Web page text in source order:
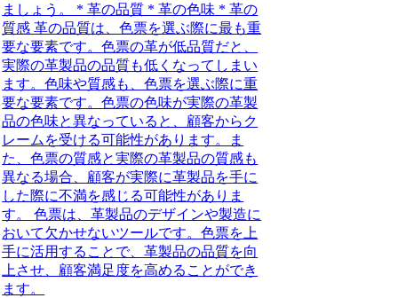
ましょう。 * 革の品質 * 革の色味 * 革の
質感 革の品質は、色票を選ぶ際に最も重
要な要素です。色票の革が低品質だと、
実際の革製品の品質も低くなってしまい
ます。色味や質感も、色票を選ぶ際に重
要な要素です。色票の色味が実際の革製
品の色味と異なっていると、顧客からク
レームを受ける可能性があります。ま
た、色票の質感と実際の革製品の質感も
異なる場合、顧客が実際に革製品を手に
した際に不満を感じる可能性がありま
す。 色票は、革製品のデザインや製造に
おいて欠かせないツールです。色票を上
手に活用することで、革製品の品質を向
上させ、顧客満足度を高めることができ
ます。